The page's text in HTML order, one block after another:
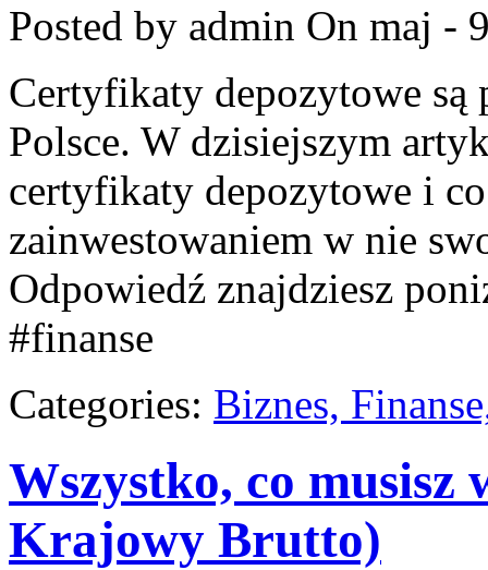
Posted by admin On maj -
Certyfikaty depozytowe
Polsce. W dzisiejszym
certyfikaty depozytowe i
zainwestowaniem w nie
Odpowiedź znajdziesz
#finanse
Categories: Biznes,
Wszystko, co
Krajowy Brutto)